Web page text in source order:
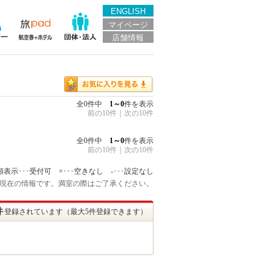
ENGLISH
マイページ
店舗情報
全0件中 1～0件を表示
前の10件
次の10件
全0件中 1～0件を表示
前の10件
次の10件
表示･･･受付可 ×･･･空きなし -･･･設定なし
在の情報です。満室の際はご了承ください。
登録されています（最大5件登録できます）